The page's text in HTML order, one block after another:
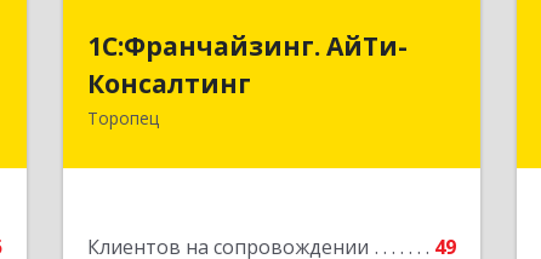
1С:Франчайзинг. АйТи-
Консалтинг
Торопец
Клиентов на сопровождении 49
1С:Франчайзинг. АйТи-
Консалтинг
172840, Тверская обл, Торопец г,